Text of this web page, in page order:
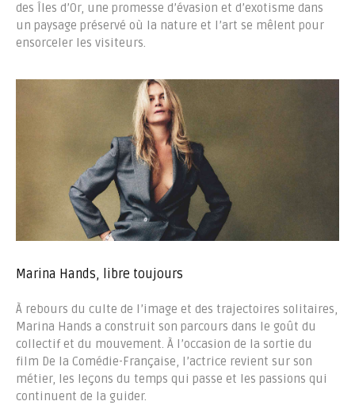
des Îles d’Or, une promesse d’évasion et d’exotisme dans
un paysage préservé où la nature et l’art se mêlent pour
ensorceler les visiteurs.
Marina Hands, libre toujours
À rebours du culte de l’image et des trajectoires solitaires,
Marina Hands a construit son parcours dans le goût du
collectif et du mouvement. À l’occasion de la sortie du
film De la Comédie-Française, l’actrice revient sur son
métier, les leçons du temps qui passe et les passions qui
continuent de la guider.